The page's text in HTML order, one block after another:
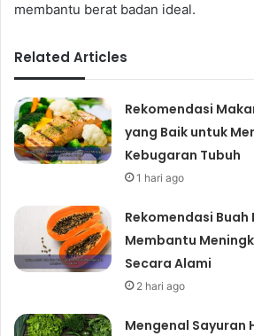
membantu berat badan ideal.
Related Articles
Rekomendasi
yang Baik untuk
Kebugaran Tubuh
1 hari ago
Rekomendasi
Membantu
Secara Alami
2 hari ago
Mengenal Sayuran